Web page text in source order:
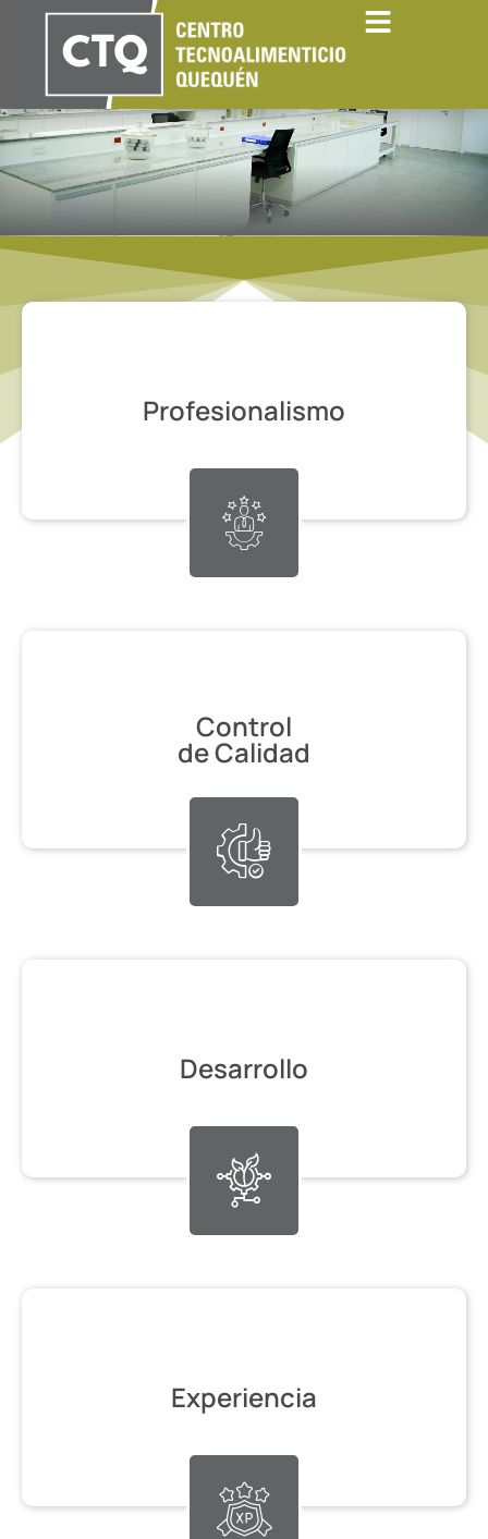
Profesionalismo
Control
de Calidad
Desarrollo
Experiencia